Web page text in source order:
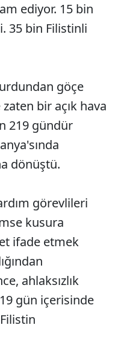
ediyor. 15 bin
35 bin Filistinli
göçe
bir açık hava
219 gündür
dönüştü.
görevlileri
kusura
ifade etmek
ahlaksızlık
gün içerisinde